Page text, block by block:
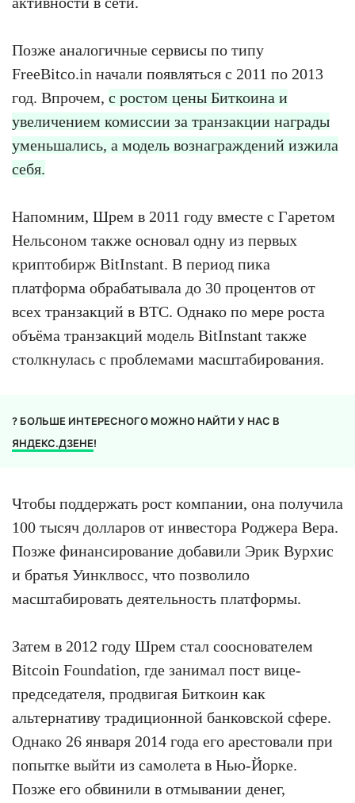
Позже аналогичные сервисы по типу
FreeBitco.in начали появляться с 2011 по 2013
год. Впрочем, с ростом цены Биткоина и
увеличением комиссии за транзакции награды
уменьшались, а модель вознаграждений изжила
себя.
Напомним, Шрем в 2011 году вместе с Гаретом
Нельсоном также основал одну из первых
криптобирж BitInstant. В период пика
платформа обрабатывала до 30 процентов от
всех транзакций в BTC. Однако по мере роста
объёма транзакций модель BitInstant также
столкнулась с проблемами масштабирования.
? БОЛЬШЕ ИНТЕРЕСНОГО МОЖНО НАЙТИ У НАС В
ЯНДЕКС.ДЗЕНЕ!
Чтобы поддержать рост компании, она получила
100 тысяч долларов от инвестора Роджера Вера.
Позже финансирование добавили Эрик Вурхис
и братья Уинклвосс, что позволило
масштабировать деятельность платформы.
Затем в 2012 году Шрем стал сооснователем
Bitcoin Foundation, где занимал пост вице-
председателя, продвигая Биткоин как
альтернативу традиционной банковской сфере.
Однако 26 января 2014 года его арестовали при
попытке выйти из самолета в Нью-Йорке.
Позже его обвинили в отмывании денег,